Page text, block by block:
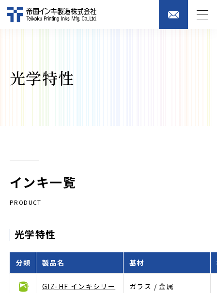
光学特性
インキ一覧
PRODUCT
光学特性
分類 製品名 基材
GIZ-HF インキシリー
ガラス / 金属